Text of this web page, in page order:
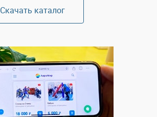
Скачать каталог